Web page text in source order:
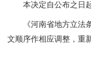
本决定自公布之日起
《河南省地方立法条
文顺序作相应调整，重